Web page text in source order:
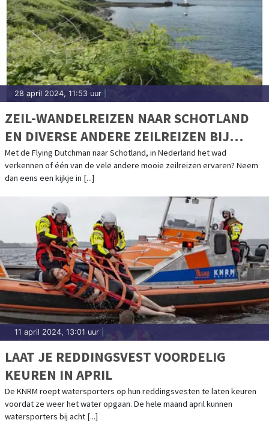
28 april 2024, 11:53 uur
ZEIL-WANDELREIZEN NAAR SCHOTLAND
EN DIVERSE ANDERE ZEILREIZEN BIJ
ZEILEN MET INI
Met de Flying Dutchman naar Schotland, in Nederland het wad
verkennen of één van de vele andere mooie zeilreizen ervaren? Neem
dan eens een kijkje in [...]
11 april 2024, 13:01 uur
LAAT JE REDDINGSVEST VOORDELIG
KEUREN IN APRIL
De KNRM roept watersporters op hun reddingsvesten te laten keuren
voordat ze weer het water opgaan. De hele maand april kunnen
watersporters bij acht [...]